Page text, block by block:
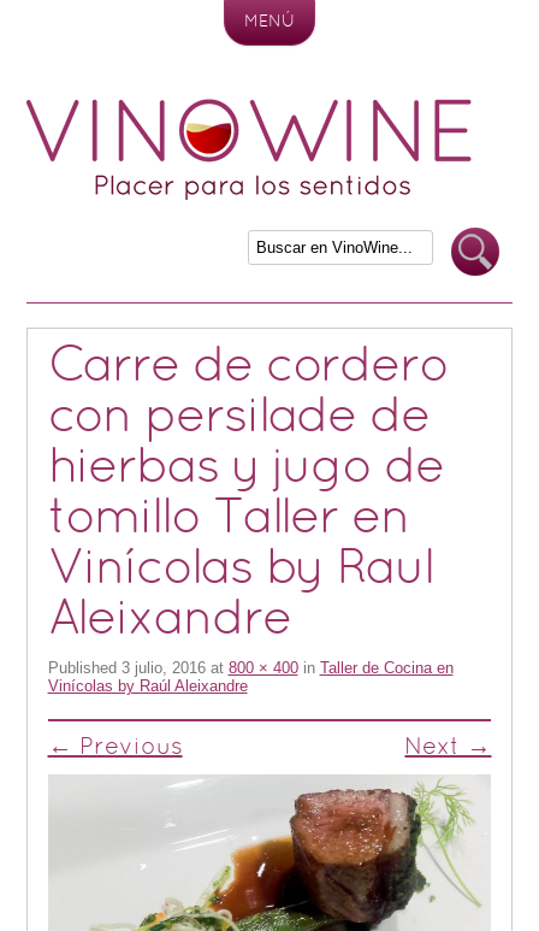
MENÚ
Carre de cordero
con persilade de
hierbas y jugo de
tomillo Taller en
Vinícolas by Raul
Aleixandre
Published 3 julio, 2016at 800 × 400in Taller de Cocina en
Vinícolas by Raúl Aleixandre
← Previous Next →